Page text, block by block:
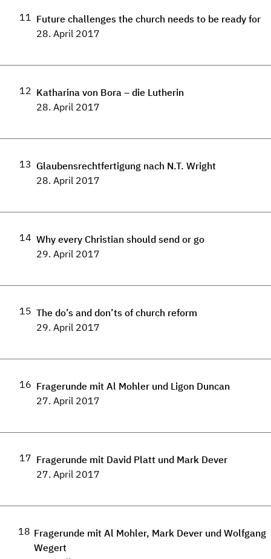
11 Future challenges the church needs to be ready for
28. April 2017
12 Katharina von Bora – die Lutherin
28. April 2017
13 Glaubensrechtfertigung nach N.T. Wright
28. April 2017
14 Why every Christian should send or go
29. April 2017
15 The do’s and don’ts of church reform
29. April 2017
16 Fragerunde mit Al Mohler und Ligon Duncan
27. April 2017
17 Fragerunde mit David Platt und Mark Dever
27. April 2017
18 Fragerunde mit Al Mohler, Mark Dever und Wolfgang
Wegert